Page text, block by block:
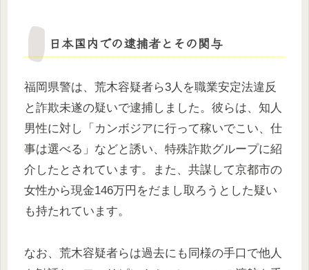
日本国内での逮捕者とその関与
福岡県警は、荒木容疑者ら3人を職業安定法違反
と詐欺未遂の疑いで逮捕しました。彼らは、知人
男性に対し「カンボジアに行って稼いでこい、仕
事は選べる」などと誘い、特殊詐欺グループに紹
介したとされています。また、共謀して京都市の
女性から現金146万円をだまし取ろうとした疑い
も持たれています。
なお、荒木容疑者らは過去にも同様の手口で他人